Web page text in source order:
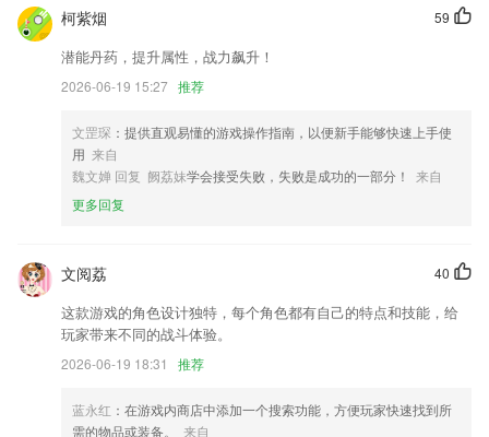
解决了之前版本在关注其他用户时部分机型会闪退的现象；
欢赞软件应用第一版本。
优化了用户体验，修复了已知bug。
更新分享内容，拉上小伙伴一起来购票吧。
联系我们
以上就是球盟会宝贝的介绍，如果您喜欢这款软件，您可以到应用商店进
行打分评论，说出您的使用经历，以帮助我们更好的对产品进行优化修
59
柯紫烟
潜能丹药，提升属性，战力飙升！
2026-06-19 15:27 推荐
文罡琛 ：提供直观易懂的游戏操作指南，以便新手能够快速上手使
用 来自
魏文婵 回复 阙荔妹学会接受失败，失败是成功的一部分！
来自
更多回复
40
文阅荔
这款游戏的角色设计独特，每个角色都有自己的特点和技能，给
玩家带来不同的战斗体验。
2026-06-19 18:31 推荐
蓝永红 ：在游戏内商店中添加一个搜索功能，方便玩家快速找到所
需的物品或装备。
来自